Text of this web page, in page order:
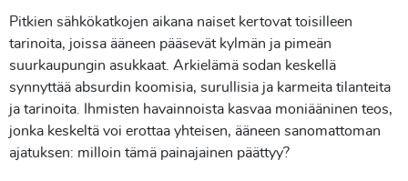
Pitkien sähkökatkojen aikana naiset kertovat toisilleen
tarinoita, joissa ääneen pääsevät kylmän ja pimeän
suurkaupungin asukkaat. Arkielämä sodan keskellä
synnyttää absurdin koomisia, surullisia ja karmeita tilanteita
ja tarinoita. Ihmisten havainnoista kasvaa moniääninen teos,
jonka keskeltä voi erottaa yhteisen, ääneen sanomattoman
ajatuksen: milloin tämä painajainen päättyy?